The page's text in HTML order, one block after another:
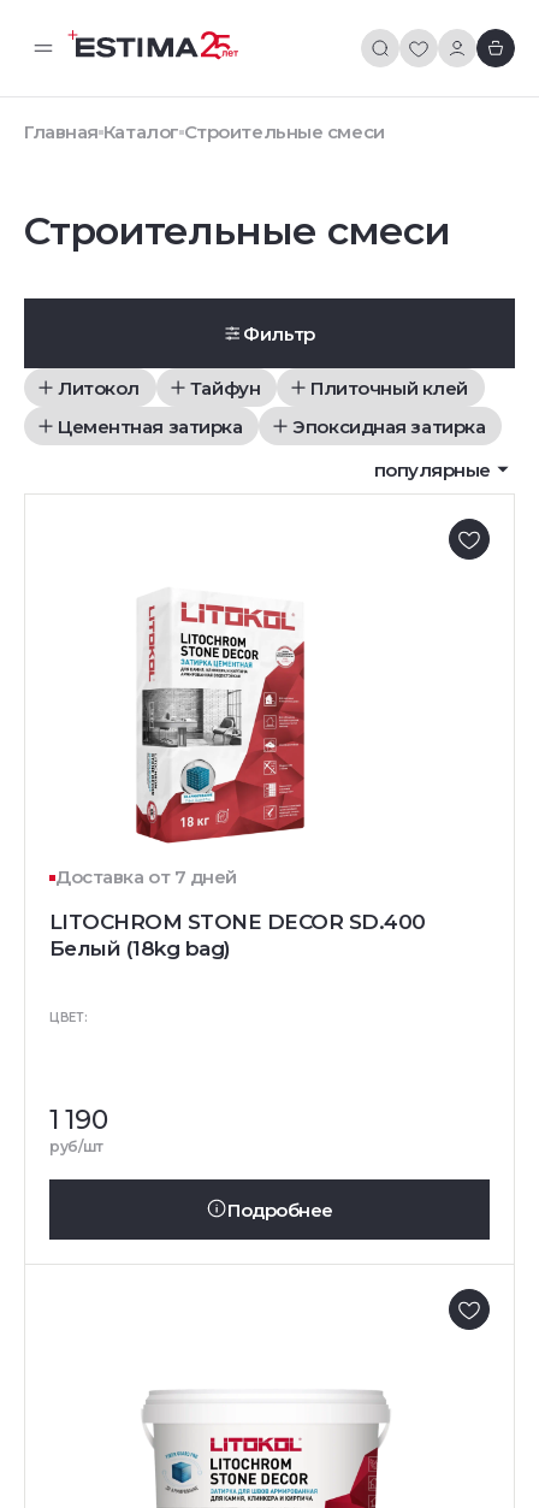
Главная Каталог Строительные смеси
Строительные смеси
Фильтр
Литокол Тайфун
Плиточный клей
Цементная затирка
Эпоксидная затирка
популярные
Доставка от 7 дней
LITOCHROM STONE DECOR SD.400
Белый (18kg bag)
ЦВЕТ:
1 190
руб/шт
Подробнее